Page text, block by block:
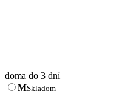
doma do 3 dní
MSkladom